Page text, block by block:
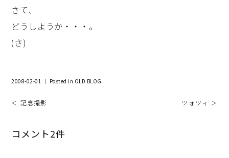
さて、
どうしようか・・・。
(さ)
2008-02-01 ｜ Posted in OLD BLOG
＜ 記念撮影 ツォツィ ＞
コメント2件